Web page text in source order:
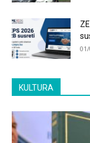
KULTURA